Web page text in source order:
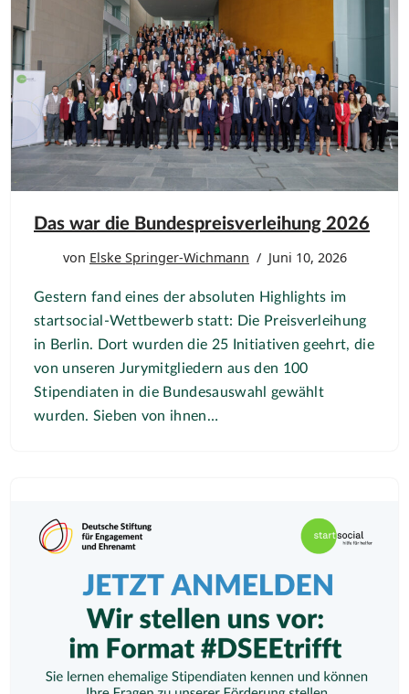
Das war die Bundespreisverleihung 2026
von Elske Springer-Wichmann Juni 10, 2026
Gestern fand eines der absoluten Highlights im
startsocial-Wettbewerb statt: Die Preisverleihung
in Berlin. Dort wurden die 25 Initiativen geehrt, die
von unseren Jurymitgliedern aus den 100
Stipendiaten in die Bundesauswahl gewählt
wurden. Sieben von ihnen…